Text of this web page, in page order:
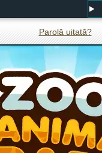
Parolă uitată?